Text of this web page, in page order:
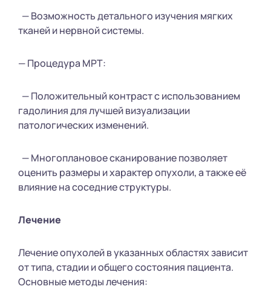
— Возможность детального изучения мягких
тканей и нервной системы.
— Процедура МРТ:
— Положительный контраст с использованием
гадолиния для лучшей визуализации
патологических изменений.
— Многоплановое сканирование позволяет
оценить размеры и характер опухоли, а также её
влияние на соседние структуры.
Лечение
Лечение опухолей в указанных областях зависит
от типа, стадии и общего состояния пациента.
Основные методы лечения: